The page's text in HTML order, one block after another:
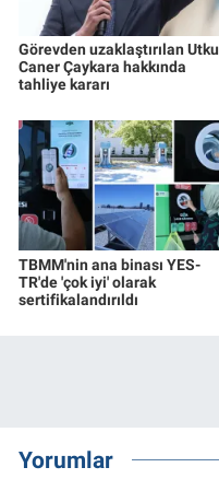
Görevden uzaklaştırılan Utku
Caner Çaykara hakkında
tahliye kararı
TBMM'nin ana binası YES-
TR'de 'çok iyi' olarak
sertifikalandırıldı
Yorumlar